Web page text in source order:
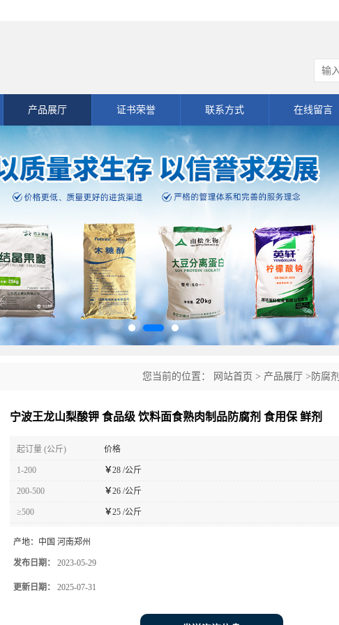
产品展厅 证书荣誉 联系方式 在线留言
您当前的位置： 网站首页 > 产品展厅 > 防腐剂
宁波王龙山梨酸钾 食品级 饮料面食熟肉制品防腐剂 食用保 鲜剂
起订量 (公斤) 价格
1-200 ￥28 /公斤
200-500 ￥26 /公斤
≥500 ￥25 /公斤
产地： 中国 河南郑州
发布日期： 2023-05-29
更新日期： 2025-07-31